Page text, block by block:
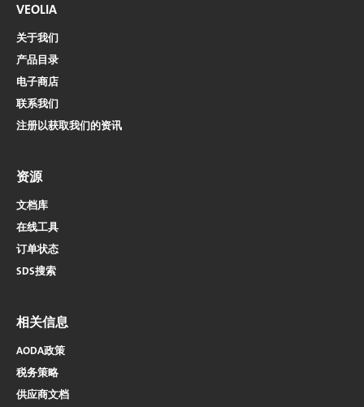
VEOLIA
关于我们
产品目录
电子商店​​​​​​​
联系我们
注册以获取我们的资讯
资源
文档库
在线工具
订单状态
SDS搜索
相关信息
AODA政策
税务策略
供应商文档